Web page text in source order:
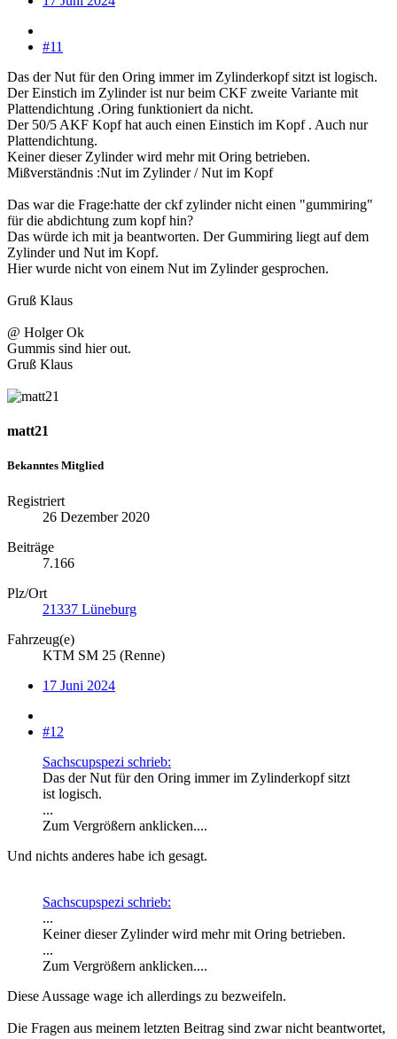
#11
Das der Nut für den Oring immer im Zylinderkopf sitzt ist logisch.
Der Einstich im Zylinder ist nur beim CKF zweite Variante mit
Plattendichtung .Oring funktioniert da nicht.
Der 50/5 AKF Kopf hat auch einen Einstich im Kopf . Auch nur
Plattendichtung.
Keiner dieser Zylinder wird mehr mit Oring betrieben.
Mißverständnis :Nut im Zylinder / Nut im Kopf
Das war die Frage:hatte der ckf zylinder nicht einen "gummiring"
für die abdichtung zum kopf hin?
Das würde ich mit ja beantworten. Der Gummiring liegt auf dem
Zylinder und Nut im Kopf.
Hier wurde nicht von einem Nut im Zylinder gesprochen.
Gruß Klaus
@ Holger Ok
Gummis sind hier out.
Gruß Klaus
matt21
Bekanntes Mitglied
Registriert
26 Dezember 2020
Beiträge
7.166
Plz/Ort
21337 Lüneburg
Fahrzeug(e)
KTM SM 25 (Renne)
17 Juni 2024
#12
Sachscupspezi schrieb:
Das der Nut für den Oring immer im Zylinderkopf sitzt
ist logisch.
...
Zum Vergrößern anklicken....
Und nichts anderes habe ich gesagt.
Sachscupspezi schrieb:
...
Keiner dieser Zylinder wird mehr mit Oring betrieben.
...
Zum Vergrößern anklicken....
Diese Aussage wage ich allerdings zu bezweifeln.
Die Fragen aus meinem letzten Beitrag sind zwar nicht beantwortet,